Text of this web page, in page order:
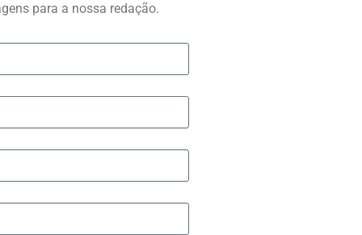
para a nossa redação.